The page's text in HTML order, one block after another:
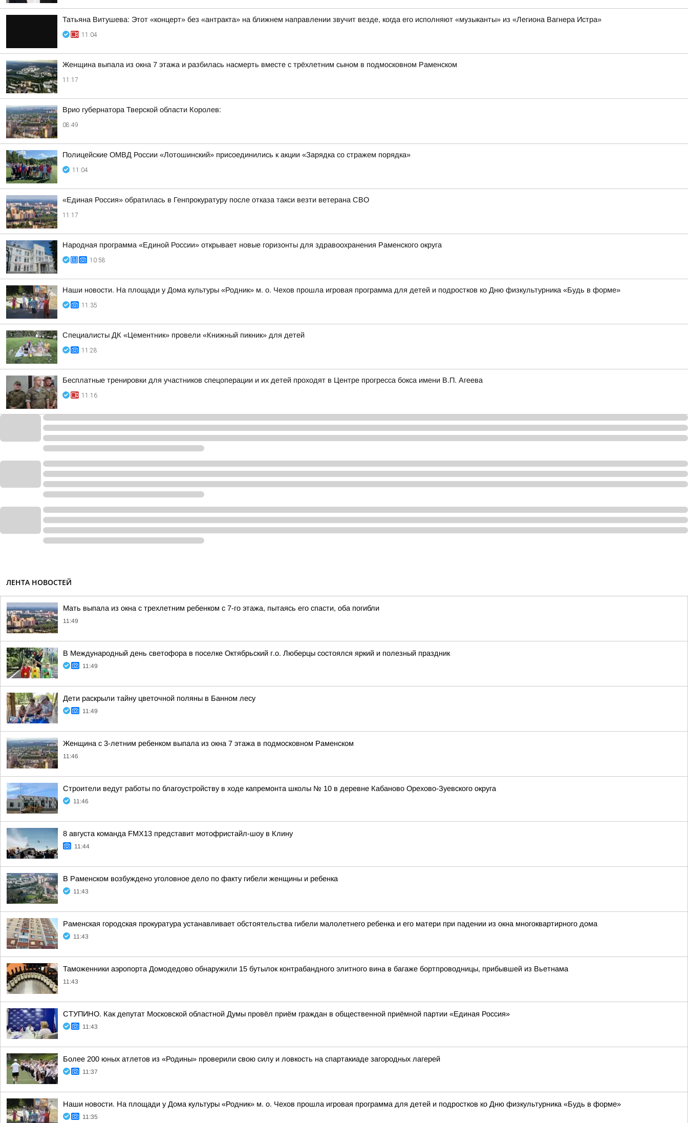
Татьяна Витушева: Этот «концерт» без «антракта» на ближнем направлении звучит везде, когда его исполняют «музыканты» из «Легиона Вагнера Истра»
11:04
Женщина выпала из окна 7 этажа и разбилась насмерть вместе с трёхлетним сыном в подмосковном Раменском
11:17
Врио губернатора Тверской области Королев:
08:49
Полицейские ОМВД России «Лотошинский» присоединились к акции «Зарядка со стражем порядка»
11:04
«Единая Россия» обратилась в Генпрокуратуру после отказа такси везти ветерана СВО
11:17
Народная программа «Единой России» открывает новые горизонты для здравоохранения Раменского округа
10:58
Наши новости. На площади у Дома культуры «Родник» м. о. Чехов прошла игровая программа для детей и подростков ко Дню физкультурника «Будь в форме»
11:35
Специалисты ДК «Цементник» провели «Книжный пикник» для детей
11:28
Бесплатные тренировки для участников спецоперации и их детей проходят в Центре прогресса бокса имени В.П. Агеева
11:16
ЛЕНТА НОВОСТЕЙ
Мать выпала из окна с трехлетним ребенком с 7-го этажа, пытаясь его спасти, оба погибли
11:49
В Международный день светофора в поселке Октябрьский г.о. Люберцы состоялся яркий и полезный праздник
11:49
Дети раскрыли тайну цветочной поляны в Банном лесу
11:49
Женщина с 3-летним ребенком выпала из окна 7 этажа в подмосковном Раменском
11:46
Строители ведут работы по благоустройству в ходе капремонта школы № 10 в деревне Кабаново Орехово-Зуевского округа
11:46
8 августа команда FMX13 представит мотофристайл-шоу в Клину
11:44
В Раменском возбуждено уголовное дело по факту гибели женщины и ребенка
11:43
Раменская городская прокуратура устанавливает обстоятельства гибели малолетнего ребенка и его матери при падении из окна многоквартирного дома
11:43
Таможенники аэропорта Домодедово обнаружили 15 бутылок контрабандного элитного вина в багаже бортпроводницы, прибывшей из Вьетнама
11:43
СТУПИНО. Как депутат Московской областной Думы провёл приём граждан в общественной приёмной партии «Единая Россия»
11:43
Более 200 юных атлетов из «Родины» проверили свою силу и ловкость на спартакиаде загородных лагерей
11:37
Наши новости. На площади у Дома культуры «Родник» м. о. Чехов прошла игровая программа для детей и подростков ко Дню физкультурника «Будь в форме»
11:35